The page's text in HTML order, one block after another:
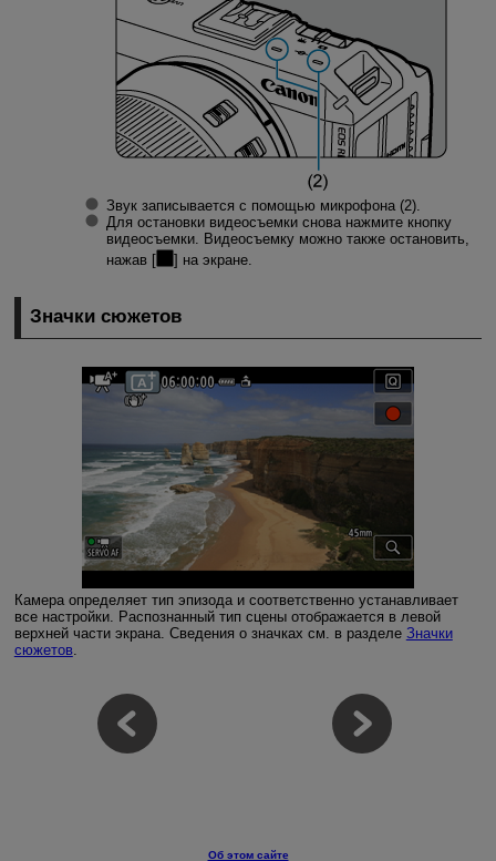
Звук записывается с помощью микрофона (2).
Для остановки видеосъемки снова нажмите кнопку
видеосъемки. Видеосъемку можно также остановить,
нажав [
] на экране.
Значки сюжетов
Камера определяет тип эпизода и соответственно устанавливает
все настройки. Распознанный тип сцены отображается в левой
верхней части экрана. Сведения о значках см. в разделе Значки
сюжетов.
Об этом сайте